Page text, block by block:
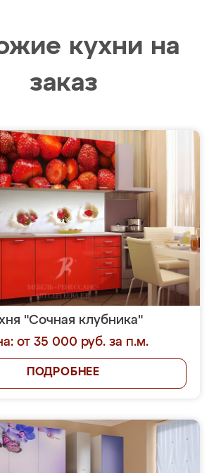
кухни на
заказ
"Сочная клубника"
от 35 000 руб. за п.м.
ПОДРОБНЕЕ